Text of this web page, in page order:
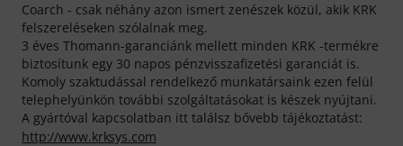
Coarch - csak néhány azon ismert zenészek közül, akik KRK
felszereléseken szólalnak meg.
3 éves Thomann-garanciánk mellett minden KRK -termékre
biztosítunk egy 30 napos pénzvisszafizetési garanciát is.
Komoly szaktudással rendelkező munkatársaink ezen felül
telephelyünkön további szolgáltatásokat is készek nyújtani.
A gyártóval kapcsolatban itt találsz bővebb tájékoztatást:
http://www.krksys.com